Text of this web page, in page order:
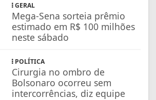
GERAL
Mega-Sena sorteia prêmio
estimado em R$ 100 milhões
neste sábado
POLÍTICA
Cirurgia no ombro de
Bolsonaro ocorreu sem
intercorrências, diz equipe